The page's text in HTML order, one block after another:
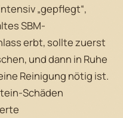
„gepflegt“,
SBM-
erbt, sollte zuerst
und dann in Ruhe
Reinigung nötig ist.
Schäden